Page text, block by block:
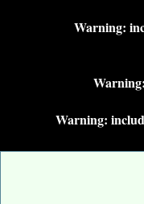
Warning:
Warning
Warning: